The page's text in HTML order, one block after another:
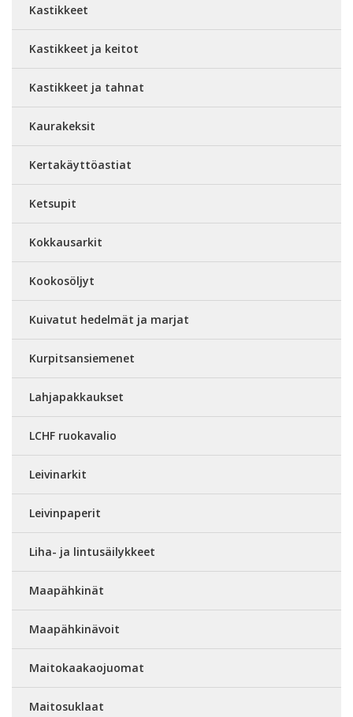
Kastikkeet
Kastikkeet ja keitot
Kastikkeet ja tahnat
Kaurakeksit
Kertakäyttöastiat
Ketsupit
Kokkausarkit
Kookosöljyt
Kuivatut hedelmät ja marjat
Kurpitsansiemenet
Lahjapakkaukset
LCHF ruokavalio
Leivinarkit
Leivinpaperit
Liha- ja lintusäilykkeet
Maapähkinät
Maapähkinävoit
Maitokaakaojuomat
Maitosuklaat